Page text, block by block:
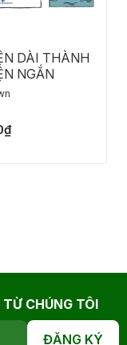
DÀI THÀNH
NGẮN
CHÚNG TÔI
ĐĂNG KÝ